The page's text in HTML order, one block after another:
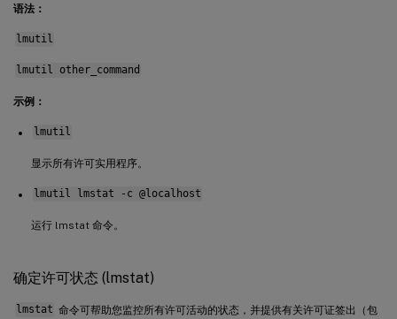
语法：
lmutil
lmutil other_command
示例：
lmutil
显示所有许可实用程序。
lmutil lmstat -c @localhost
运行 lmstat 命令。
确定许可状态 (lmstat)
lmstat 命令可帮助您监控所有许可活动的状态，并提供有关许可证签出（包